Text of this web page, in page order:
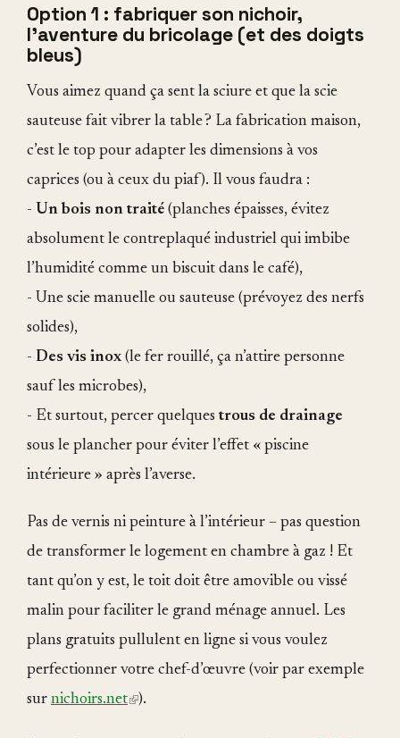
Option 1 : fabriquer son nichoir,
l'aventure du bricolage (et des doigts
bleus)
Vous aimez quand ça sent la sciure et que la scie
sauteuse fait vibrer la table ? La fabrication maison,
c’est le top pour adapter les dimensions à vos
caprices (ou à ceux du piaf). Il vous faudra :
- Un bois non traité (planches épaisses, évitez
absolument le contreplaqué industriel qui imbibe
l’humidité comme un biscuit dans le café),
- Une scie manuelle ou sauteuse (prévoyez des nerfs
solides),
- Des vis inox (le fer rouillé, ça n’attire personne
sauf les microbes),
- Et surtout, percer quelques trous de drainage
sous le plancher pour éviter l’effet « piscine
intérieure » après l’averse.
Pas de vernis ni peinture à l’intérieur – pas question
de transformer le logement en chambre à gaz ! Et
tant qu’on y est, le toit doit être amovible ou vissé
malin pour faciliter le grand ménage annuel. Les
plans gratuits pullulent en ligne si vous voulez
perfectionner votre chef-d’œuvre (voir par exemple
sur nichoirs.net(link
).